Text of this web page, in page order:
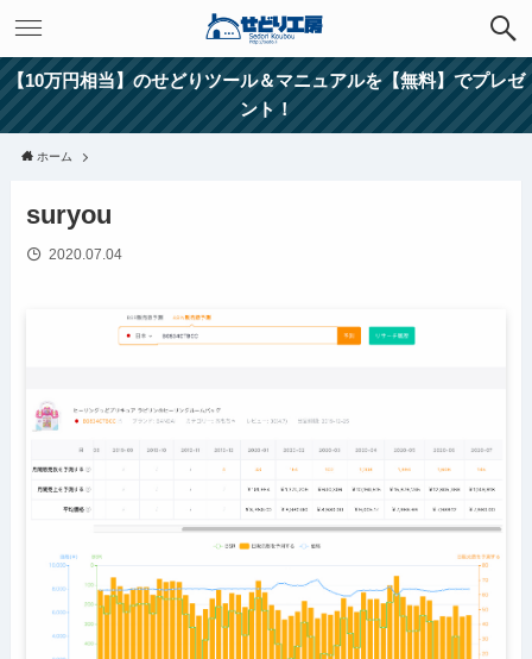
【10万円相当】のせどりツール＆マニュアルを【無料】でプレゼ
ント！
ホーム
suryou
2020.07.04